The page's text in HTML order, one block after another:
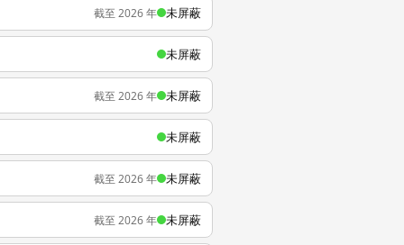
截至 2026 年 未屏蔽
未屏蔽
截至 2026 年 未屏蔽
未屏蔽
截至 2026 年 未屏蔽
截至 2026 年 未屏蔽